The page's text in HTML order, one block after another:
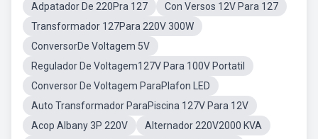
Adpatador De 220Pra 127
Con Versos 12V Para 127
Transformador 127Para 220V 300W
ConversorDe Voltagem 5V
Regulador De Voltagem127V Para 100V Portatil
Conversor De Voltagem ParaPlafon LED
Auto Transformador ParaPiscina 127V Para 12V
Acop Albany 3P 220V
Alternador 220V2000 KVA